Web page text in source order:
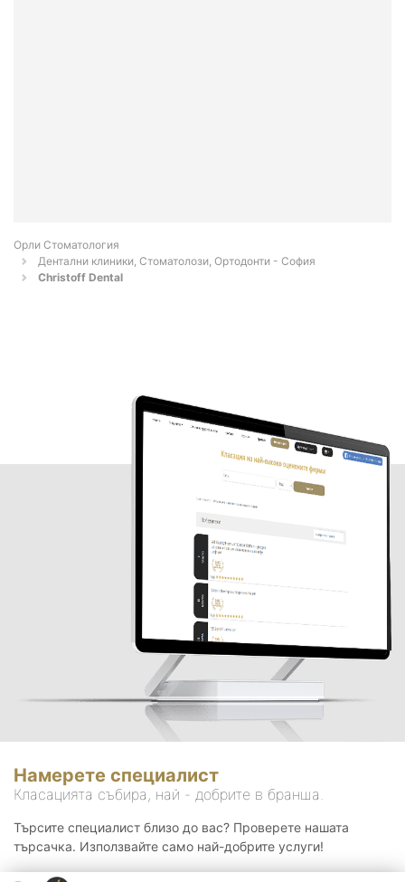
Орли Стоматология
Дентални клиники, Стоматолози, Ортодонти - София
Christoff Dental
Намерете специалист
Класацията събира, най - добрите в бранша.
Търсите специалист близо до вас? Проверете нашата
търсачка. Използвайте само най-добрите услуги!